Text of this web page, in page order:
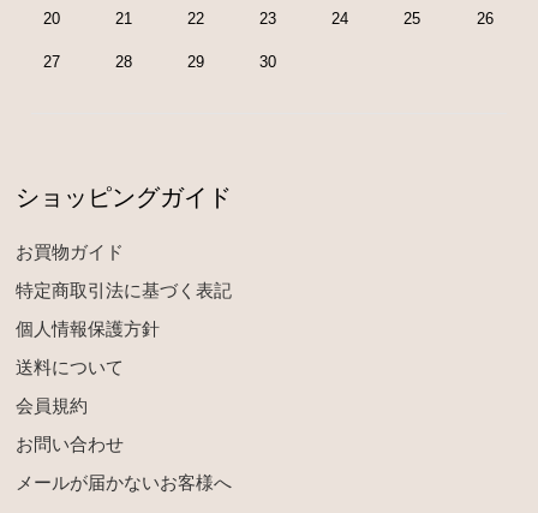
20 21 22 23 24 25 26
27 28 29 30
ショッピングガイド
お買物ガイド
特定商取引法に基づく表記
個人情報保護方針
送料について
会員規約
お問い合わせ
メールが届かないお客様へ